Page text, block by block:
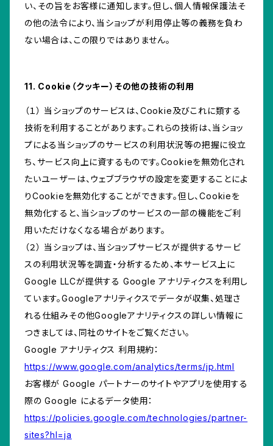
い、その旨をお客様に通知します。但し、個人情報保護法そ
の他の法令により、当ショップが利用停止等の義務を負わ
ない場合は、この限りではありません。
11. Cookie（クッキー）その他の技術の利用
（１） 当ショップのサービスは、Cookie及びこれに類する
技術を利用することがあります。これらの技術は、当ショッ
プによる当ショップのサービスの利用状況等の把握に役立
ち、サービス向上に資するものです。Cookieを無効化され
たいユーザーは、ウェブブラウザの設定を変更することによ
りCookieを無効化することができます。但し、Cookieを
無効化すると、当ショップのサービスの一部の機能をご利
用いただけなくなる場合があります。
（２） 当ショップは、当ショップサービスが提供するサービ
スの利用状況等を調査・分析するため、本サービス上に
Google LLCが提供する Google アナリティクスを利用し
ています。Googleアナリティクスでデータが収集、処理さ
れる仕組みその他Googleアナリティクスの詳しい情報に
つきましては、同社のサイトをご覧ください。
Google アナリティクス 利用規約：
https://www.google.com/analytics/terms/jp.html
お客様が Google パートナーのサイトやアプリを使用する
際の Google によるデータ使用：
https://policies.google.com/technologies/partner-
sites?hl=ja